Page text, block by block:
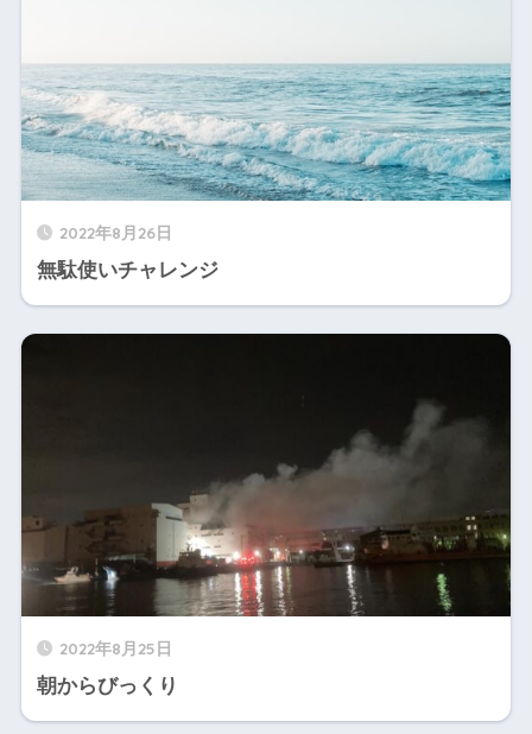
2022年8月26日
無駄使いチャレンジ
2022年8月25日
朝からびっくり